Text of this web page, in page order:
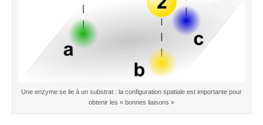
Une enzyme se lie à un substrat : la configuration spatiale est importante pour
obtenir les « bonnes liaisons »